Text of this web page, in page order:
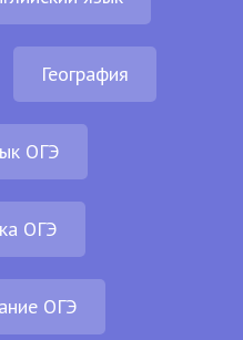
География
ОГЭ
ОГЭ
ОГЭ